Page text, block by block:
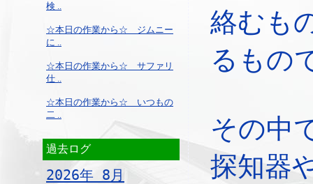
検 ..
☆本日の作業から☆ ジムニー
に ..
☆本日の作業から☆ サファリ
仕 ..
☆本日の作業から☆ いつもの
二 ..
過去ログ
2026年 8月
絡むも
るもの
その中
探知器